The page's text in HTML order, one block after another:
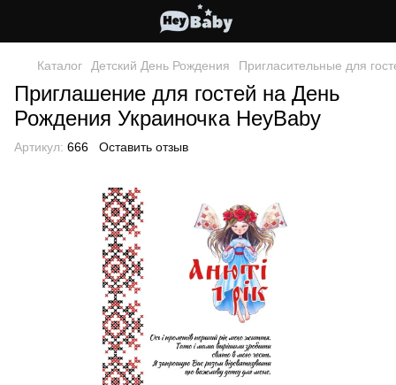
Каталог Детский День Рождения Пригласительные для
Приглашение для гостей на День
Рождения Украиночка HeyBaby
Артикул: 666 Оставить отзыв